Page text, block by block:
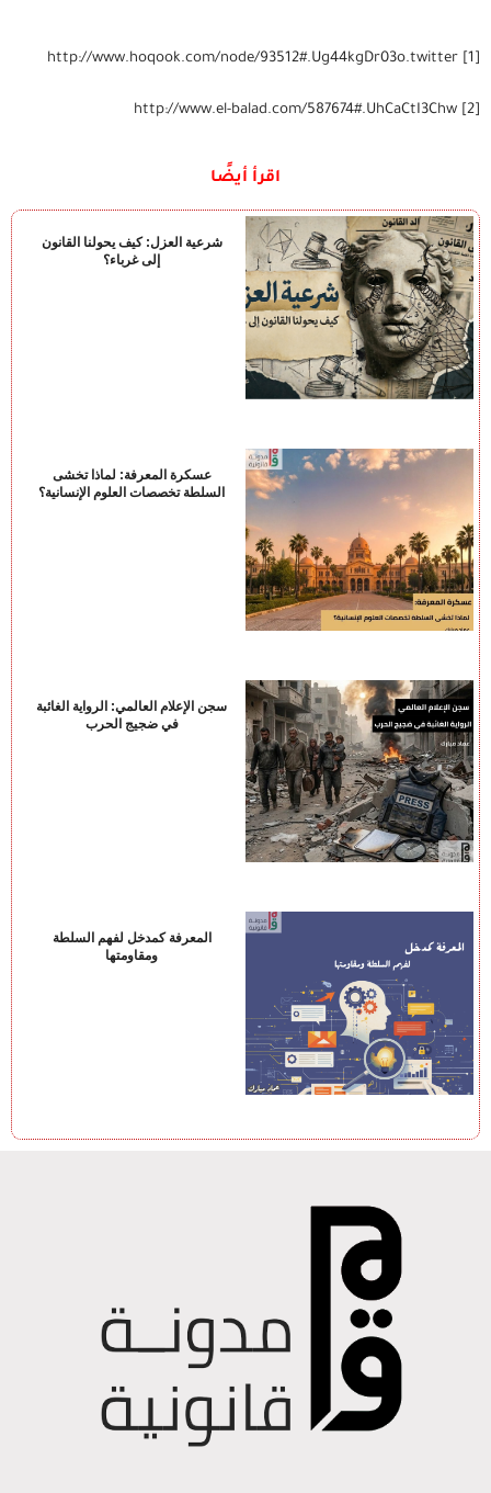
http://www.hoqook.com/node/93512#.Ug44kgDr03o.twitter
http://www.el-balad.com/587674#.UhCaCtI3Chw
اقرأ أيضًا
شرعية العزل: كيف يحولنا القانون
إلى غرباء؟
عسكرة المعرفة: لماذا تخشى
السلطة تخصصات العلوم الإنسانية؟
سجن الإعلام العالمي: الرواية الغائبة
في ضجيج الحرب
المعرفة كمدخل لفهم السلطة
ومقاومتها